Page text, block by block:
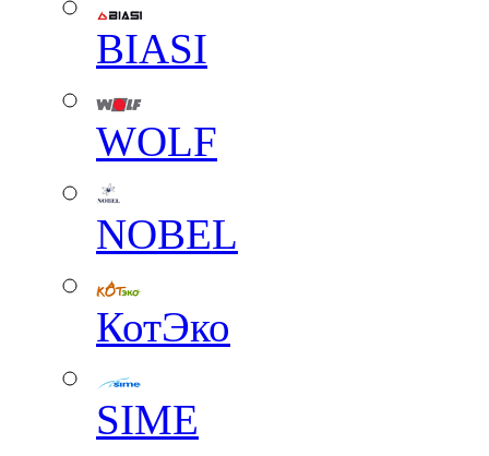
BIASI
WOLF
NOBEL
КотЭко
SIME